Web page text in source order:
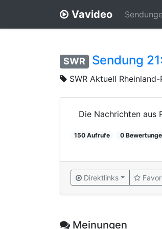
Vavideo
SWR Sendung
SWR Aktuell
Die Nachrichten aus
150 Aufrufe 0
Direktlinks
Meinungen